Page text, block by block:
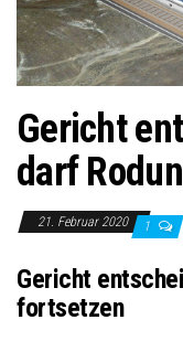
Gericht
darf
21. Februar 2020 1
Gericht
fortsetzen